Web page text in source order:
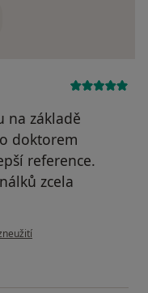
na základě
doktorem
reference.
zcela
uživatele Adam Šíma